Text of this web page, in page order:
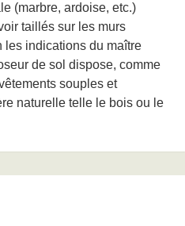
(marbre, ardoise, etc.)
taillés sur les murs
les indications du maître
de sol dispose, comme
souples et
naturelle telle le bois ou le